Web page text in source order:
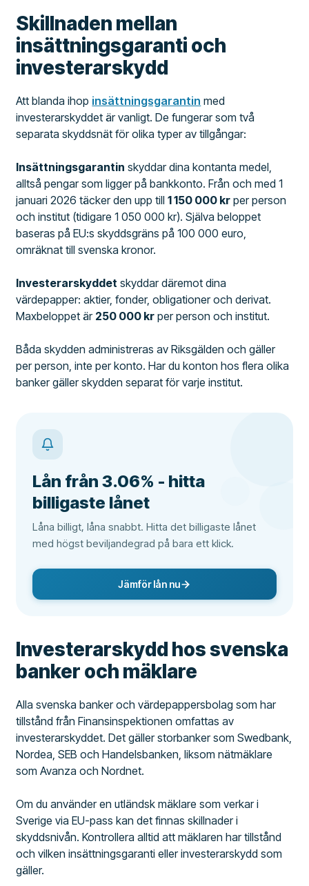
Skillnaden mellan
insättningsgaranti och
investerarskydd
Att blanda ihop insättningsgarantin med
investerarskyddet är vanligt. De fungerar som två
separata skyddsnät för olika typer av tillgångar:
Insättningsgarantin skyddar dina kontanta medel,
alltså pengar som ligger på bankkonto. Från och med 1
januari 2026 täcker den upp till1 150 000 kr per person
och institut (tidigare 1 050 000 kr). Själva beloppet
baseras på EU:s skyddsgräns på 100 000 euro,
omräknat till svenska kronor.
Investerarskyddet skyddar däremot dina
värdepapper: aktier, fonder, obligationer och derivat.
Maxbeloppet är 250 000 kr per person och institut.
Båda skydden administreras av Riksgälden och gäller
per person, inte per konto. Har du konton hos flera olika
banker gäller skydden separat för varje institut.
Lån från 3.06% - hitta
billigaste lånet
Låna billigt, låna snabbt. Hitta det billigaste lånet
med högst beviljandegrad på bara ett klick.
Jämför lån nu
Investerarskydd hos svenska
banker och mäklare
Alla svenska banker och värdepappersbolag som har
tillstånd från Finansinspektionen omfattas av
investerarskyddet. Det gäller storbanker som Swedbank,
Nordea, SEB och Handelsbanken, liksom nätmäklare
som Avanza och Nordnet.
Om du använder en utländsk mäklare som verkar i
Sverige via EU-pass kan det finnas skillnader i
skyddsnivån. Kontrollera alltid att mäklaren har tillstånd
och vilken insättningsgaranti eller investerarskydd som
gäller.